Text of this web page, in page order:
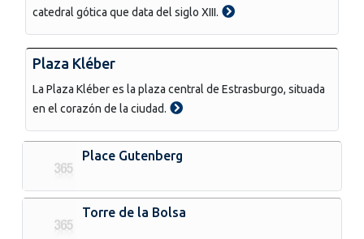
catedral gótica que data del siglo XIII.
Plaza Kléber
La Plaza Kléber es la plaza central de Estrasburgo, situada
en el corazón de la ciudad.
Place Gutenberg
Torre de la Bolsa